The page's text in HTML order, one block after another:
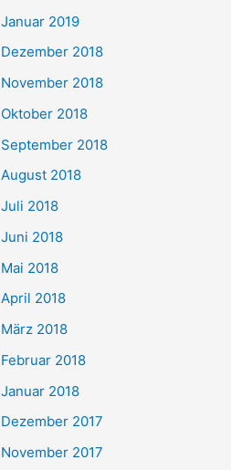
Januar 2019
Dezember 2018
November 2018
Oktober 2018
September 2018
August 2018
Juli 2018
Juni 2018
Mai 2018
April 2018
März 2018
Februar 2018
Januar 2018
Dezember 2017
November 2017